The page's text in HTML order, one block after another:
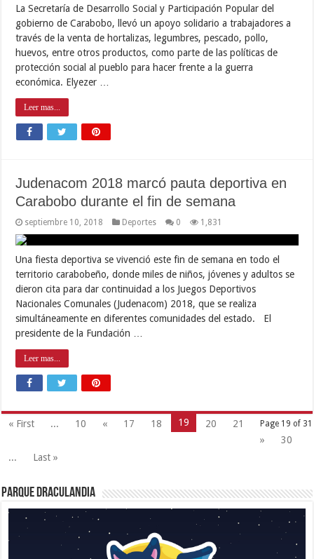
La Secretaría de Desarrollo Social y Participación Popular del
gobierno de Carabobo, llevó un apoyo solidario a trabajadores a
través de la venta de hortalizas, legumbres, pescado, pollo,
huevos, entre otros productos, como parte de las políticas de
protección social al pueblo para hacer frente a la guerra
económica. Elyezer …
Leer mas...
Judenacom 2018 marcó pauta deportiva en
Carabobo durante el fin de semana
septiembre 10, 2018 Deportes 0 1,831
Una fiesta deportiva se vivenció este fin de semana en todo el
territorio carabobeño, donde miles de niños, jóvenes y adultos se
dieron cita para dar continuidad a los Juegos Deportivos
Nacionales Comunales (Judenacom) 2018, que se realiza
simultáneamente en diferentes comunidades del estado. El
presidente de la Fundación …
Leer mas...
Page 19 of 31
« First ... 10 « 17 18 19 20
21
»
30
...
Last »
Parque Draculandia